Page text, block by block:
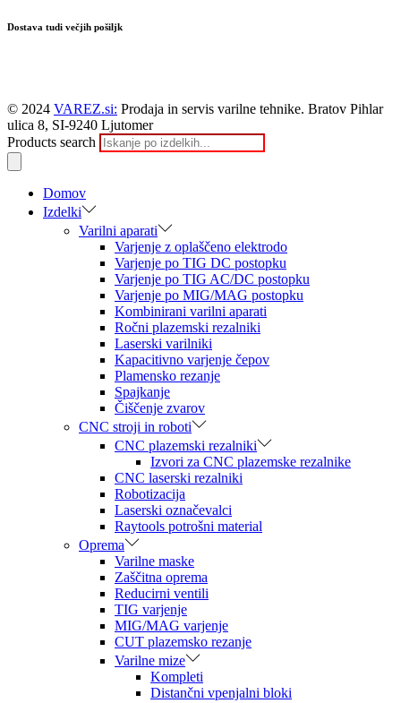
Dostava tudi večjih pošiljk
© 2024 VAREZ.si: Prodaja in servis varilne tehnike. Bratov Pihlar
ulica 8, SI-9240 Ljutomer
Products search
Domov
Izdelki
Varilni aparati
Varjenje z oplaščeno elektrodo
Varjenje po TIG DC postopku
Varjenje po TIG AC/DC postopku
Varjenje po MIG/MAG postopku
Kombinirani varilni aparati
Ročni plazemski rezalniki
Laserski varilniki
Kapacitivno varjenje čepov
Plamensko rezanje
Spajkanje
Čiščenje zvarov
CNC stroji in roboti
CNC plazemski rezalniki
Izvori za CNC plazemske rezalnike
CNC laserski rezalniki
Robotizacija
Laserski označevalci
Raytools potrošni material
Oprema
Varilne maske
Zaščitna oprema
Reducirni ventili
TIG varjenje
MIG/MAG varjenje
CUT plazemsko rezanje
Varilne mize
Kompleti
Distančni vpenjalni bloki